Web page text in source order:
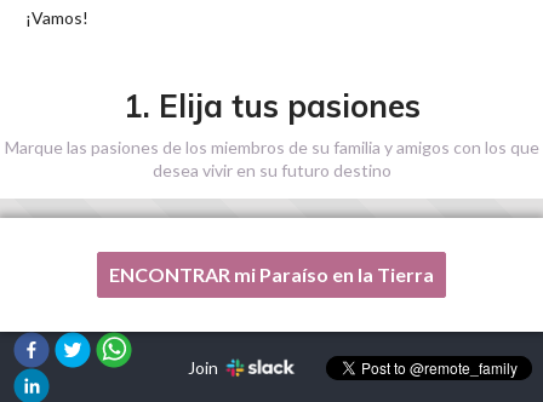
¡Vamos!
1. Elija tus pasiones
Marque las pasiones de los miembros de su familia y amigos con los que
desea vivir en su futuro destino
Una de mis pasiones no está en esta lista, por favor,
ENCONTRAR mi Paraíso en la Tierra
Join